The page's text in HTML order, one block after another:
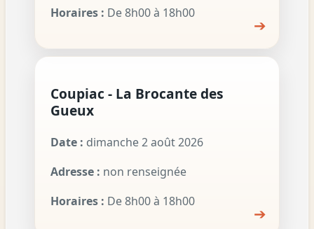
Horaires : De 8h00 à 18h00
➔
Coupiac - La Brocante des
Gueux
Date : dimanche 2 août 2026
Adresse : non renseignée
Horaires : De 8h00 à 18h00
➔